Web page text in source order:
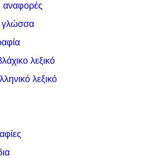
αναφορές
γλώσσα
λεξικό
λεξικό